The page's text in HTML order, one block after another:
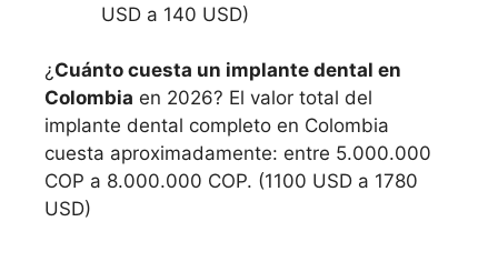
USD a 140 USD)
¿ Cuánto cuesta un implante dental en
Colombia en 2026? El valor total del
implante dental completo en Colombia
cuesta aproximadamente: entre 5.000.000
COP a 8.000.000 COP. (1100 USD a 1780
USD)